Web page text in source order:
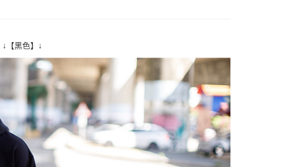
／ATM／網路銀行／等多元方式進行付款，方視為交易完成。
※ 請注意：結帳手續完成當下不需立刻繳費，但若您需要取消訂單，請聯
絡購買商品的店家。未經商家同意取消之訂單仍視為有效，需透過AFTEE
先享後付繳納相關費用。
※ 交易是否成功請以「AFTEE先享後付 」之結帳頁面顯示為準，若有關於
是否繳費成功／繳費後需取消欲退款等相關疑問，請聯繫「AFTEE先享後
付客戶支援中心」https://netprotections.freshdesk.com/support/home
【注意事項】
１．透過由恩沛科技股份有限公司提供之「AFTEE先享後付」服務完成之
交易，需依本服務之必要範圍內提供個人資料，並將交易相關給付款項請
求債權轉讓予恩沛科技股份有限公司。
２．關於個人資料處理事宜，請瀏覽以下網址：
https://aftee.tw/terms/#terms3
每筆NT$80，滿NT$1,800(含以上)免運費
7-11付款取貨
每筆NT$80，滿NT$1,800(含以上)免運費
先付款後7-11取貨
每筆NT$80，滿NT$1,800(含以上)免運費
宅配
每筆NT$120，滿NT$3,000(含以上)免運費
↓【黑色】↓